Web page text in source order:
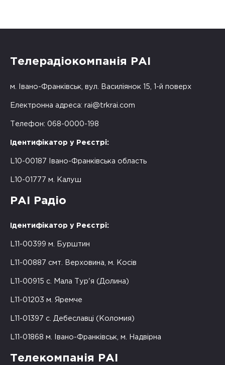
Телерадіокомпанія РАІ
м. Івано-Франківськ, вул. Василіянок 15, 1-й поверх
Електронна адреса: rai@trkrai.com
Телефон: 068-0000-198
Ідентифікатор у Реєстрі:
L10-00187 Івано-Франківська область
L10-01777 м. Калуш
РАІ Радіо
Ідентифікатор у Реєстрі:
L11-00399 м. Бурштин
L11-00887 смт. Верховина, м. Косів
L11-00915 с. Мала Тур'я (Долина)
L11-01203 м. Яремче
L11-01397 с. Дебеславці (Коломия)
L11-01868 м. Івано-Франківськ, м. Надвірна
Телекомпанія РАІ